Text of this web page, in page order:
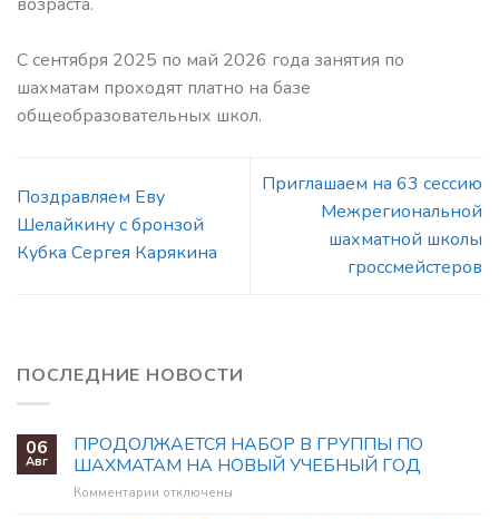
С сентября 2025 по май 2026 года занятия по
шахматам проходят платно на базе
общеобразовательных школ.
Поздравляем Еву
Шелайкину с бронзой
Кубка Сергея Карякина
Приглашаем на 63 сессию
Межрегиональной
шахматной школы
гроссмейстеров
ПОСЛЕДНИЕ НОВОСТИ
06
Авг
ПРОДОЛЖАЕТСЯ НАБОР В ГРУППЫ ПО
ШАХМАТАМ НА НОВЫЙ УЧЕБНЫЙ ГОД
Комментарии котключены